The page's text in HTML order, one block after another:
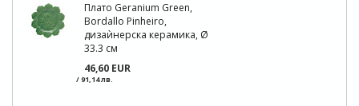
Плато Geranium Green,
Bordallo Pinheiro,
дизаѝнерска керамика, Ø
33.3 см
46,60 EUR
/ 91,14 лв.